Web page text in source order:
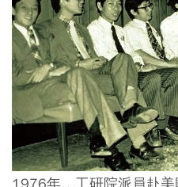
1976年，工研院派員赴美